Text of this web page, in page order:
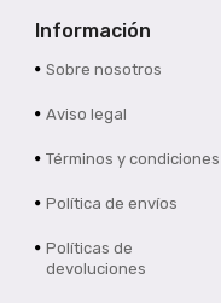
Información
Sobre nosotros
Aviso legal
Términos y condiciones
Política de envíos
Políticas de
devoluciones